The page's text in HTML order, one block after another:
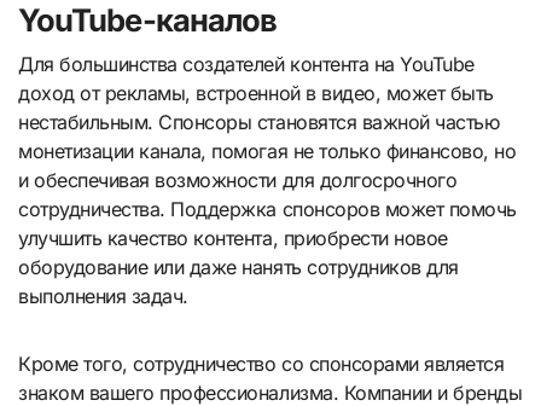
YouTube-каналов
Для большинства создателей контента на YouTube
доход от рекламы, встроенной в видео, может быть
нестабильным. Спонсоры становятся важной частью
монетизации канала, помогая не только финансово, но
и обеспечивая возможности для долгосрочного
сотрудничества. Поддержка спонсоров может помочь
улучшить качество контента, приобрести новое
оборудование или даже нанять сотрудников для
выполнения задач.
Кроме того, сотрудничество со спонсорами является
знаком вашего профессионализма. Компании и бренды